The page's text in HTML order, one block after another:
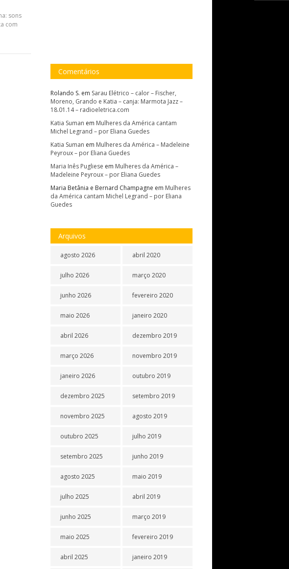
sons
com
Comentários
Rolando S. em Sarau Elétrico – calor – Fischer,
Moreno, Grando e Katia – canja: Marmota Jazz –
18.01.14 – radioeletrica.com
Katia Suman em Mulheres da América cantam
Michel Legrand – por Eliana Guedes
Katia Suman em Mulheres da América – Madeleine
Peyroux – por Eliana Guedes
Maria Inês Pugliese em Mulheres da América –
Madeleine Peyroux – por Eliana Guedes
Maria Betânia e Bernard Champagne em Mulheres
da América cantam Michel Legrand – por Eliana
Guedes
Arquivos
agosto 2026
julho 2026
junho 2026
maio 2026
abril 2026
março 2026
janeiro 2026
dezembro 2025
novembro 2025
outubro 2025
setembro 2025
agosto 2025
julho 2025
junho 2025
maio 2025
abril 2025
abril 2020
março 2020
fevereiro 2020
janeiro 2020
dezembro 2019
novembro 2019
outubro 2019
setembro 2019
agosto 2019
julho 2019
junho 2019
maio 2019
abril 2019
março 2019
fevereiro 2019
janeiro 2019